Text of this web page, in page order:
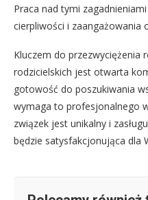
Praca nad tymi
cierpliwości i zaangażowania
Kluczem do przezwyciężenia
rodzicielskich jest otwarta
gotowość do poszukiwania
wymaga to profesjonalnego
związek jest unikalny i
będzie satysfakcjonująca dla